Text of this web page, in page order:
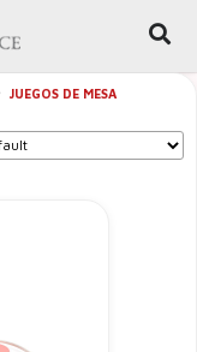
JUEGOS DE MESA